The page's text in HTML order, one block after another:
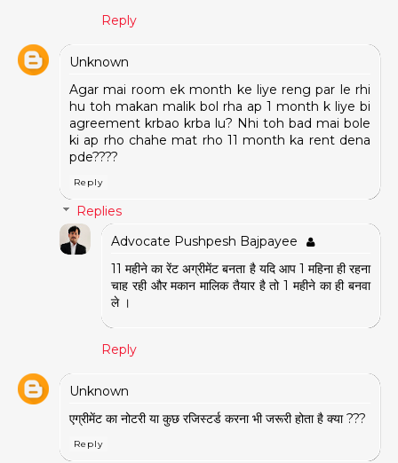
Reply
Unknown
Agar mai room ek month ke liye reng par le rhi
hu toh makan malik bol rha ap 1 month k liye bi
agreement krbao krba lu? Nhi toh bad mai bole
ki ap rho chahe mat rho 11 month ka rent dena
pde????
Reply
Replies
Advocate Pushpesh Bajpayee
11 महीने का रेंट अग्रीमेंट बनता है यदि आप 1 महिना ही रहना
चाह रही और मकान मालिक तैयार है तो 1 महीने का ही बनवा
ले ।
Reply
Unknown
एग्रीमेंट का नोटरी या कुछ रजिस्टर्ड करना भी जरूरी होता है क्या ???
Reply